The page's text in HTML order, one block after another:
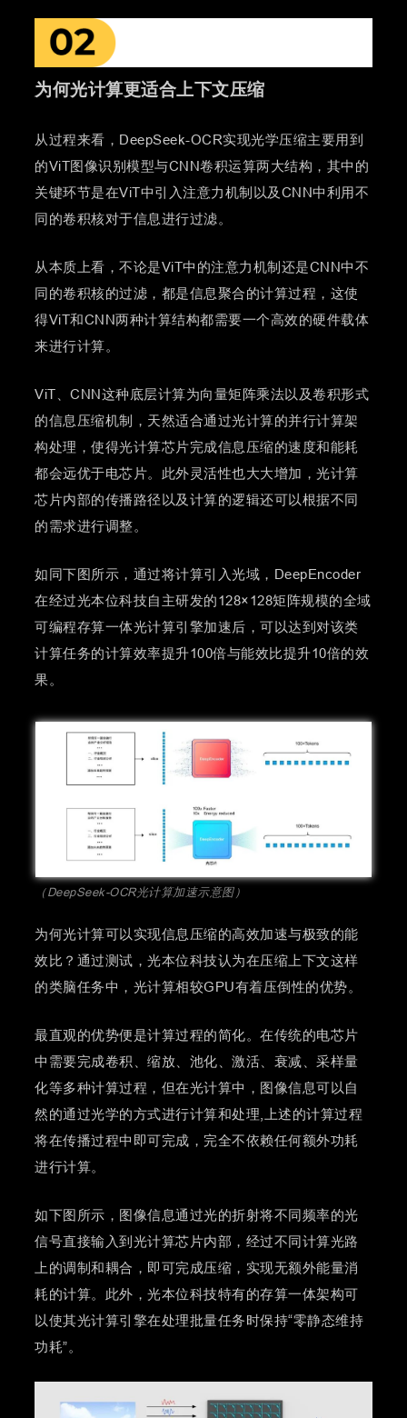
为何光计算更适合上下文压缩
从过程来看，DeepSeek-OCR实现光学压缩主要用到
的ViT图像识别模型与CNN卷积运算两大结构，其中的
关键环节是在ViT中引入注意力机制以及CNN中利用不
同的卷积核对于信息进行过滤。
从本质上看，不论是ViT中的注意力机制还是CNN中不
同的卷积核的过滤，都是信息聚合的计算过程，这使
得ViT和CNN两种计算结构都需要一个高效的硬件载体
来进行计算。
ViT、CNN这种底层计算为向量矩阵乘法以及卷积形式
的信息压缩机制，天然适合通过光计算的并行计算架
构处理，使得光计算芯片完成信息压缩的速度和能耗
都会远优于电芯片。此外灵活性也大大增加，光计算
芯片内部的传播路径以及计算的逻辑还可以根据不同
的需求进行调整。
如同下图所示，通过将计算引入光域，DeepEncoder
在经过光本位科技自主研发的128×128矩阵规模的全域
可编程存算一体光计算引擎加速后，可以达到对该类
计算任务的计算效率提升100倍与能效比提升10倍的效
果。
（DeepSeek-OCR光计算加速示意图）
为何光计算可以实现信息压缩的高效加速与极致的能
效比？通过测试，光本位科技认为在压缩上下文这样
的类脑任务中，光计算相较GPU有着压倒性的优势。
最直观的优势便是计算过程的简化。在传统的电芯片
中需要完成卷积、缩放、池化、激活、衰减、采样量
化等多种计算过程，但在光计算中，图像信息可以自
然的通过光学的方式进行计算和处理,上述的计算过程
将在传播过程中即可完成，完全不依赖任何额外功耗
进行计算。
如下图所示，图像信息通过光的折射将不同频率的光
信号直接输入到光计算芯片内部，经过不同计算光路
上的调制和耦合，即可完成压缩，实现无额外能量消
耗的计算。此外，光本位科技特有的存算一体架构可
以使其光计算引擎在处理批量任务时保持“零静态维持
功耗”。